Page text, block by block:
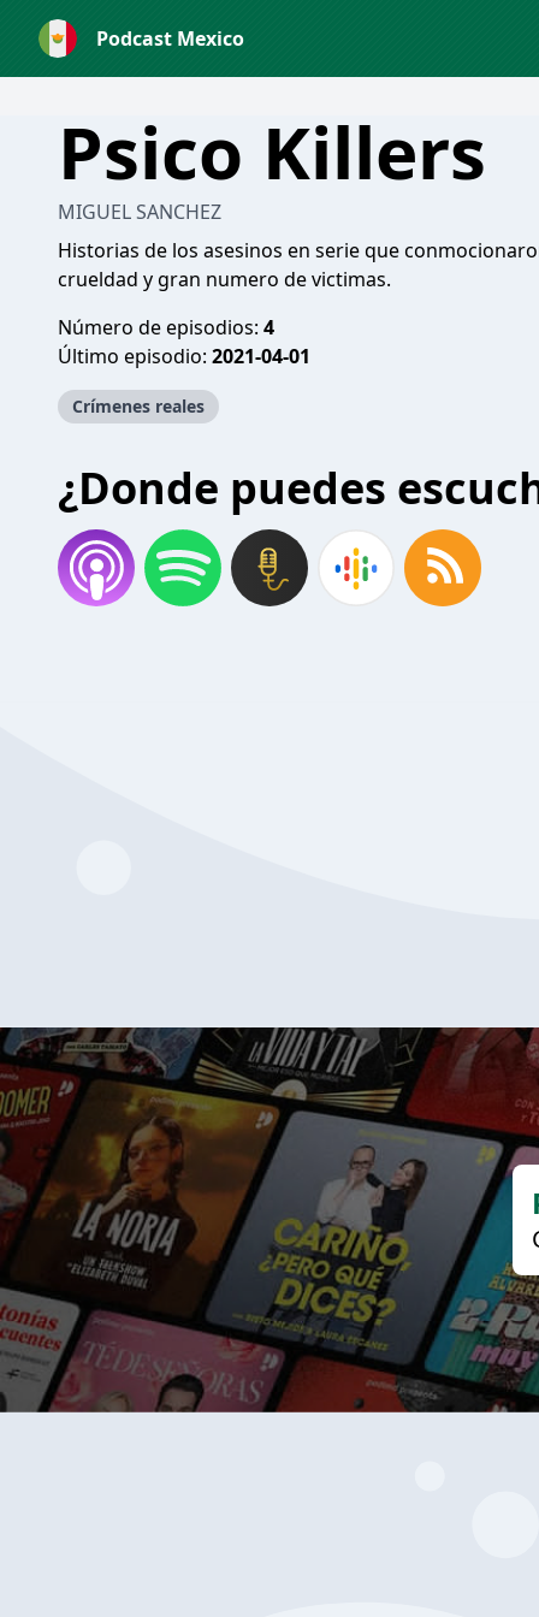
Podcast Mexico
Psico Killers
MIGUEL SANCHEZ
Historias de los asesinos en serie que
crueldad y gran numero de victimas.
Número de episodios: 4
Último episodio: 2021-04-01
Crímenes reales
¿Donde puedes